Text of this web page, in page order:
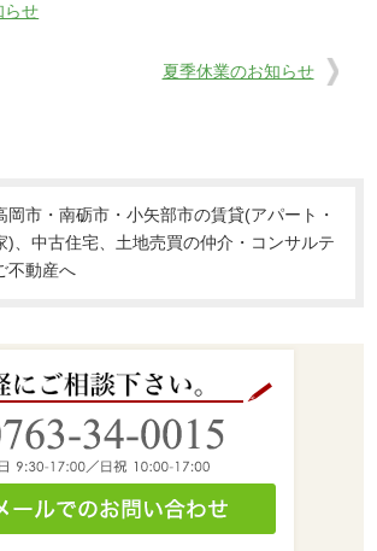
らせ
夏季休業のお知らせ
岡市・南砺市・小矢部市の賃貸(アパート・
)、中古住宅、土地売買の仲介・コンサルテ
不動産へ